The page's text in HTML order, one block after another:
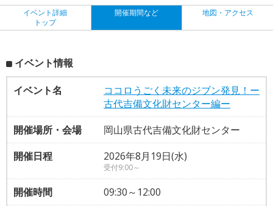
イベント詳細
トップ
開催期間など 地図・アクセス
イベント情報
イベント名
ココロうごく未来のジブン発見！ー
古代吉備文化財センター編ー
開催場所・会場
岡山県古代吉備文化財センター
開催日程
2026年8月19日(水)
受付9:00～
開催時間
09:30～12:00